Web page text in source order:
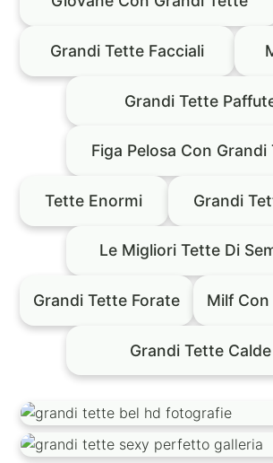
Grandi Tette Facciali
Grandi Tette
Figa Pelosa Con Grandi
Tette Enormi Grandi
Le Migliori Tette Di
Grandi Tette Forate Milf
Grandi Tette Calde